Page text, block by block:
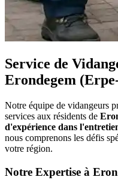
Service de
Erondegem
Notre équipe de vidangeurs
services aux résidents de
d'expérience dans
nous comprenons les défis
votre région.
Notre Expertise à